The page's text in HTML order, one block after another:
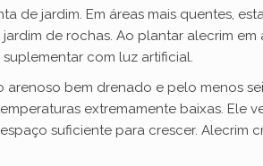
de jardim. Em áreas mais quentes,
de rochas. Ao plantar alecrim em
com luz artificial.
bem drenado e pelo menos
extremamente baixas. Ele
suficiente para crescer. Alecrim